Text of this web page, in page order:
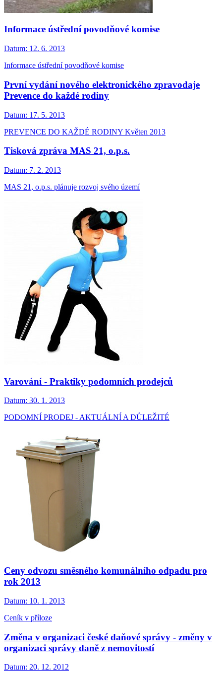
Informace ústřední povodňové komise
Datum: 12. 6. 2013
Informace ústřední povodňové komise
První vydání nového elektronického zpravodaje
Prevence do každé rodiny
Datum: 17. 5. 2013
PREVENCE DO KAŽDÉ RODINY Květen 2013
Tisková zpráva MAS 21, o.p.s.
Datum: 7. 2. 2013
MAS 21, o.p.s. plánuje rozvoj svého území
Varování - Praktiky podomních prodejců
Datum: 30. 1. 2013
PODOMNÍ PRODEJ - AKTUÁLNÍ A DŮLEŽITÉ
Ceny odvozu směsného komunálního odpadu pro
rok 2013
Datum: 10. 1. 2013
Ceník v příloze
Změna v organizaci české daňové správy - změny v
organizaci správy daně z nemovitostí
Datum: 20. 12. 2012